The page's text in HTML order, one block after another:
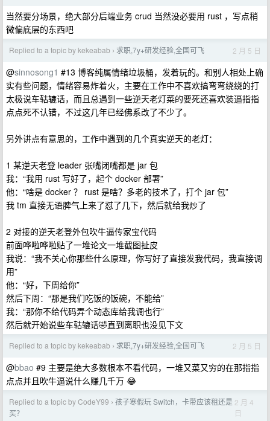
当然要分场景，绝大部分后端业务 crud 当然没必要用 rust ，写点稍
微偏底层的东西吧
Replied to a topic by kekeabab › 求职,7y+研发经验,全国可飞 2 月 5 日
@sinnosong1 #13 博客纯属情绪垃圾桶，发着玩的。和别人相处上确
实有些问题，情绪容易炸着火，主要在工作中不喜欢搞弯弯绕绕的打
太极说车轱辘话，而且总遇到一些逆天老灯菜的要死还喜欢装逼指指
点点死不认错，不过这几年已经佛系改了不少了。
另外讲点有意思的，工作中遇到的几个真实逆天的老灯：
1 某逆天老登 leader 张嘴闭嘴都是 jar 包
我：“我用 rust 写好了，起个 docker 部署”
他：“啥是 docker ？ rust 是啥？多老的技术了，打个 jar 包”
我 tm 直接无语脾气上来了怼了几下，然后就给我炒了
2 对接的逆天老登外包吹牛逼传家宝代码
前面哗啦哗啦贴了一堆论文一堆截图扯皮
我说：“我不关心你那些什么原理，你写好了直接发我代码，我直接调
用”
他：“好，下周给你”
然后下周：“那是我们吃饭的饭碗，不能给”
我：“那你不给代码弄个动态库给我调也行”
然后就开始说些车轱辘话🤣直到离职也没见下文
Replied to a topic by kekeabab › 求职,7y+研发经验,全国可飞 2 月 5 日
@bbao #9 主要是绝大多数根本不看代码，一堆又菜又穷的在那指指
点点并且吹牛逼说什么赚几千万 😂
Replied to a topic by CodeY99 › 孩子寒假玩 Switch，卡带应该租还是
买？
2 月 4
日